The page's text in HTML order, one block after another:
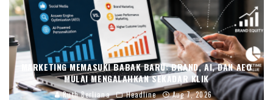
MARKETING MEMASUKI BABAK BARU: BRAND, AI, DAN AEO
MULAI MENGALAHKAN SEKADAR KLIK
Ruth Berliana Headline Aug 7, 2026